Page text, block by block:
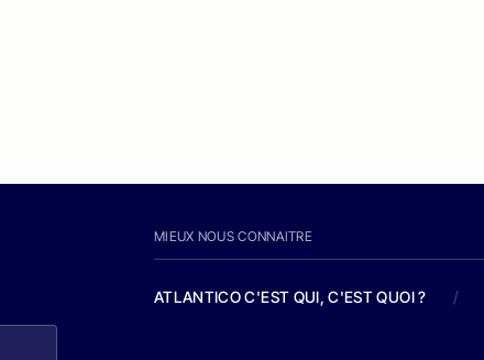
MIEUX NOUS CONNAITRE
ATLANTICO C'EST QUI, C'EST QUOI ? /